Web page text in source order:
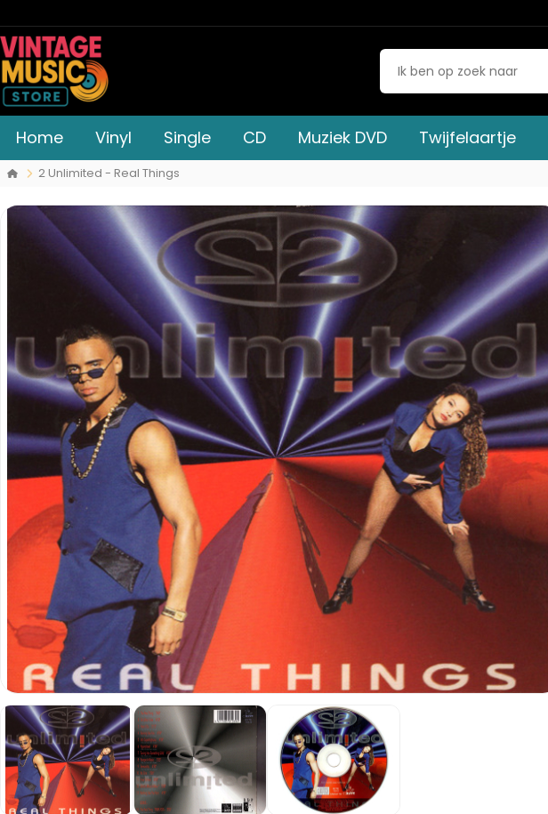
Home Vinyl Single CD Muziek DVD Twijfelaartje
2 Unlimited - Real Things